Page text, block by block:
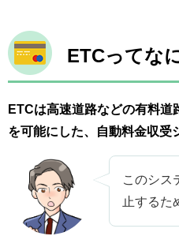
ETCってな
ETCは高速道路などの有料道
を可能にした、自動料金収受
このシス
止するた